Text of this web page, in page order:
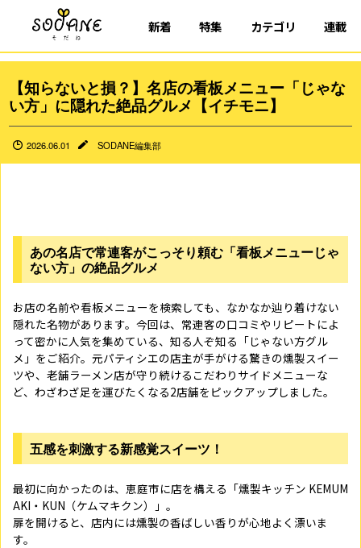
新着 特集 カテゴリ 連載
【知らないと損？】名店の看板メニュー「じゃな
い方」に隠れた絶品グルメ【イチモニ】
2026.06.01 SODANE編集部
あの名店で常連客がこっそり頼む「看板メニューじゃ
ない方」の絶品グルメ
お店の名前や看板メニューを検索しても、なかなか辿り着けない
隠れた名物があります。今回は、常連客の口コミやリピートによ
って密かに人気を集めている、知る人ぞ知る「じゃない方グル
メ」をご紹介。元パティシエの店主が手がける驚きの燻製スイー
ツや、老舗ラーメン店が守り続けるこだわりサイドメニューな
ど、わざわざ足を運びたくなる2店舗をピックアップしました。
五感を刺激する新感覚スイーツ！
最初に向かったのは、恵庭市に店を構える「燻製キッチン KEMUM
AKI・KUN（ケムマキクン）」。
扉を開けると、店内には燻製の香ばしい香りが心地よく漂いま
す。